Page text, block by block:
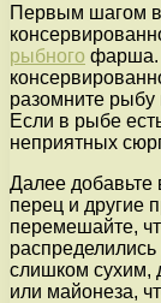
Первым шагом в
рыбного фарша.
разомните рыбу
Если в рыбе
неприятных
Далее
перец и другие
перемешайте,
слишком сухим,
или майонеза,